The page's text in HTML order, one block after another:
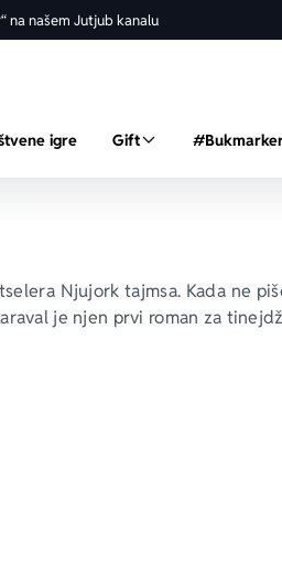
na našem Jutjub kanalu
igre Gift
Njujork tajmsa. Kada ne
je njen prvi roman za